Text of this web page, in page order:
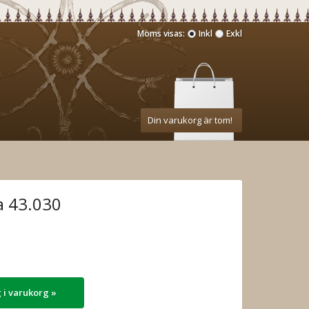
Din varukorg är tom!
Moms visas: Inkl Exkl
43.030
i varukorg »